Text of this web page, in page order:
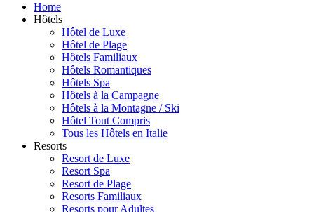
Home
Hôtels
Hôtel de Luxe
Hôtel de Plage
Hôtels Familiaux
Hôtels Romantiques
Hôtels Spa
Hôtels à la Campagne
Hôtels à la Montagne / Ski
Hôtel Tout Compris
Tous les Hôtels en Italie
Resorts
Resort de Luxe
Resort Spa
Resort de Plage
Resorts Familiaux
Resorts pour Adultes